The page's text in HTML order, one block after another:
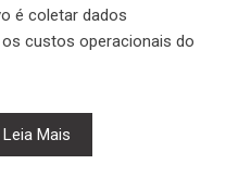
é coletar dados
custos operacionais do
Leia Mais